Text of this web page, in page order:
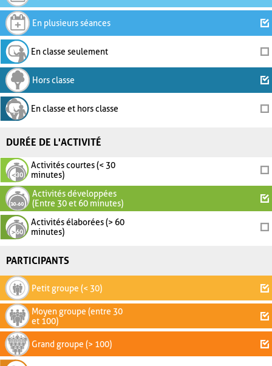
En plusieurs séances
En classe seulement
Hors classe
En classe et hors classe
DURÉE DE L'ACTIVITÉ
Activités courtes (< 30
minutes)
Activités développées
(Entre 30 et 60 minutes)
Activités élaborées (> 60
minutes)
PARTICIPANTS
Petit groupe (< 30)
Moyen groupe (entre 30
et 100)
Grand groupe (> 100)